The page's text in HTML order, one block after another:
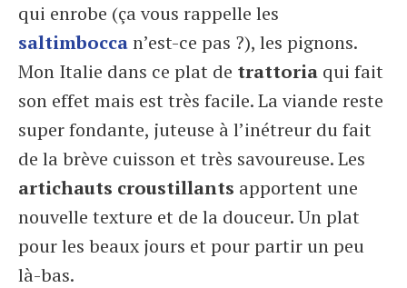
qui enrobe (ça vous rappelle les
saltimboccan’est-ce pas ?), les pignons.
Mon Italie dans ce plat de trattoria qui fait
son effet mais est très facile. La viande reste
super fondante, juteuse à l’inétreur du fait
de la brève cuisson et très savoureuse. Les
artichauts croustillants apportent une
nouvelle texture et de la douceur. Un plat
pour les beaux jours et pour partir un peu
là-bas.